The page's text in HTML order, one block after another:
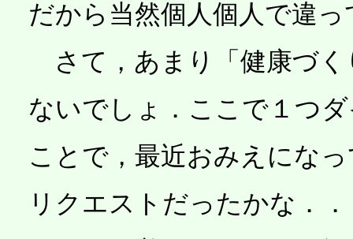
だから当然個人個人で違
さて，あまり「健康づく
ないでしょ．ここで１つ
ことで，最近おみえにな
リクエストだったかな．．